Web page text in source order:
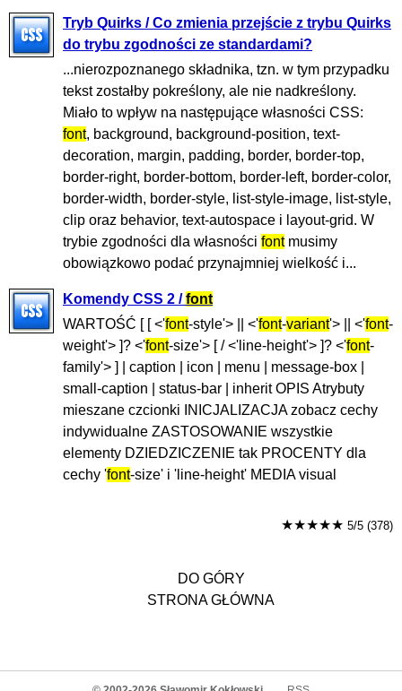
Tryb Quirks / Co zmienia przejście z trybu Quirks
do trybu zgodności ze standardami?
...nierozpoznanego składnika, tzn. w tym przypadku
tekst zostałby pokreślony, ale nie nadkreślony.
Miało to wpływ na następujące własności CSS:
font, background, background-position, text-
decoration, margin, padding, border, border-top,
border-right, border-bottom, border-left, border-color,
border-width, border-style, list-style-image, list-style,
clip oraz behavior, text-autospace i layout-grid. W
trybie zgodności dla własności fontmusimy
obowiązkowo podać przynajmniej wielkość i...
Komendy CSS 2 /font
WARTOŚĆ [ [ <'font-style'> || <'font-variant'> || <'font-
weight'> ]? <'font-size'> [ / <'line-height'> ]? <'font-
family'> ] | caption | icon | menu | message-box |
small-caption | status-bar | inherit OPIS Atrybuty
mieszane czcionki INICJALIZACJA zobacz cechy
indywidualne ZASTOSOWANIE wszystkie
elementy DZIEDZICZENIE tak PROCENTY dla
cechy 'font-size' i 'line-height' MEDIA visual
★★★★★ 5/5 (378)
DO GÓRY
STRONA GŁÓWNA